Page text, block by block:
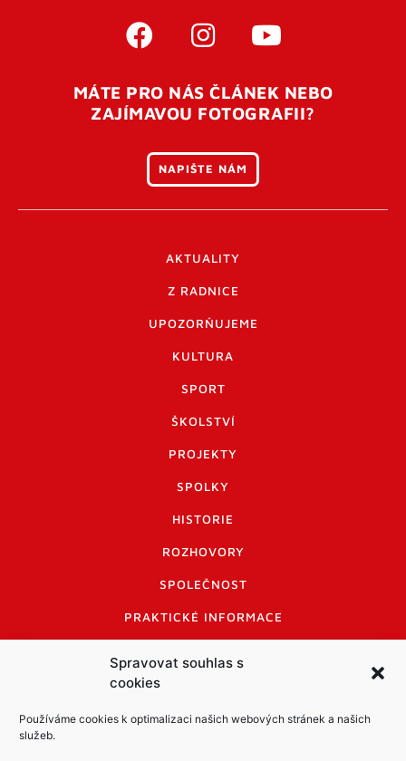
Spravovat souhlas s
cookies
Používáme cookies k optimalizaci našich webových stránek a našich
služeb.
MÁTE PRO NÁS ČLÁNEK NEBO
ZAJÍMAVOU FOTOGRAFII?
NAPIŠTE NÁM
AKTUALITY
Z RADNICE
UPOZORŇUJEME
KULTURA
SPORT
ŠKOLSTVÍ
PROJEKTY
SPOLKY
HISTORIE
ROZHOVORY
SPOLEČNOST
PRAKTICKÉ INFORMACE
INFORMACE A KODEX DISKUTUJÍCÍCH
LOGO A LOGO MANUÁL